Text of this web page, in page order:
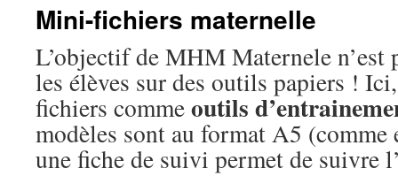
Mini-fichiers maternelle
L’objectif de MHM Maternele n’est
les élèves sur des outils papiers !
fichiers commeoutils
modèles sont au format A5 (comme
une fiche de suivi permet de suivre